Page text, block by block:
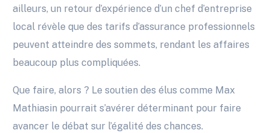
ailleurs, un retour d’expérience d’un chef d’entreprise
local révèle que des tarifs d’assurance professionnels
peuvent atteindre des sommets, rendant les affaires
beaucoup plus compliquées.
Que faire, alors ? Le soutien des élus comme Max
Mathiasin pourrait s’avérer déterminant pour faire
avancer le débat sur l’égalité des chances.